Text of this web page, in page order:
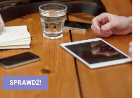
SPRAWDŹ!